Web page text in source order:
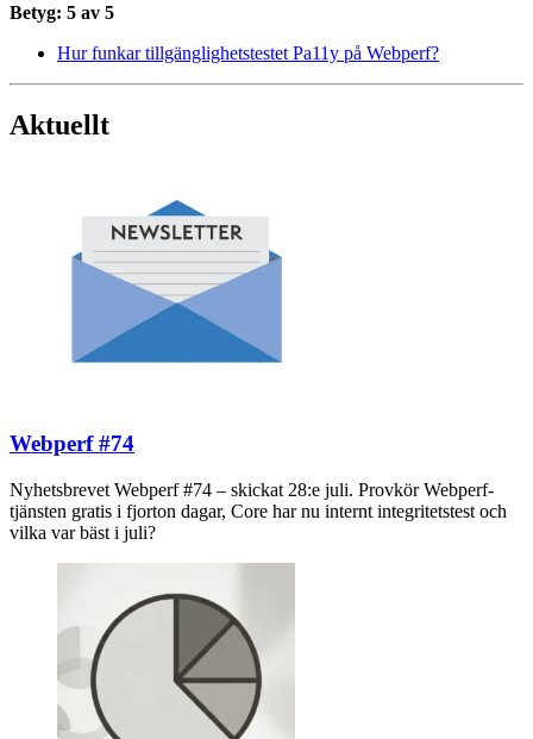
Betyg: 5 av 5
Hur funkar tillgänglighetstestet Pa11y på Webperf?
Aktuellt
Webperf #74
Nyhetsbrevet Webperf #74 – skickat 28:e juli. Provkör Webperf-
tjänsten gratis i fjorton dagar, Core har nu internt integritetstest och
vilka var bäst i juli?